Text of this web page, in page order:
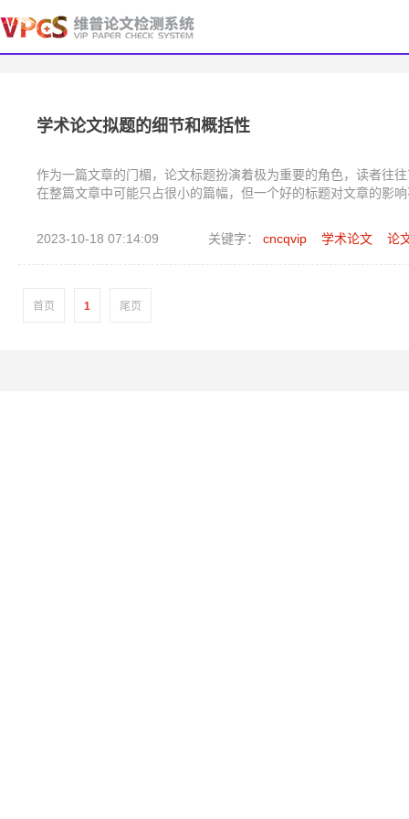
学术论文拟题的细节和概括性
作为一篇文章的门楣，论文标题扮演着极为重要的角色，读者往
在整篇文章中可能只占很小的篇幅，但一个好的标题对文章的影
2023-10-18 07:14:09 关键字： cncqvip 学术论文 论
首页 1 尾页